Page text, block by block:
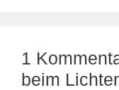
1
beim